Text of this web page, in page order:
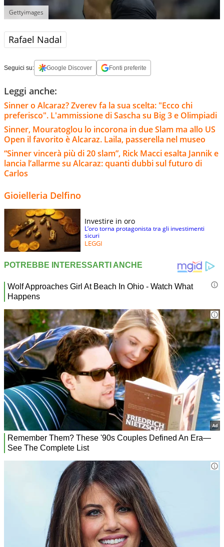
Gettyimages
Rafael Nadal
Seguici su: Google Discover Fonti preferite
Leggi anche:
Sinner o Alcaraz? Zverev fa la sua scelta: "Ecco chi
preferisco". L'ammissione di Sascha su Big 3 e Olimpiadi
Sinner, Mouratoglou lo incorona in due Slam ma allo US
Open il favorito è Alcaraz. Laila, passerella nel museo
“Sinner vincerà più di 20 slam”, Rick Macci esalta Jannik e
lancia l’allarme su Alcaraz: quanti dubbi sul futuro di
Carlos
Gioielleria Delfino
Investire in oro
L’oro torna protagonista tra gli investimenti
sicuri
LEGGI